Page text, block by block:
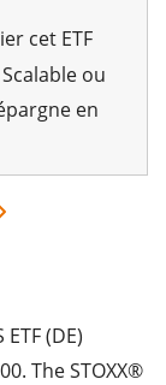
cet ETF
ou
en
(DE)
The STOXX®